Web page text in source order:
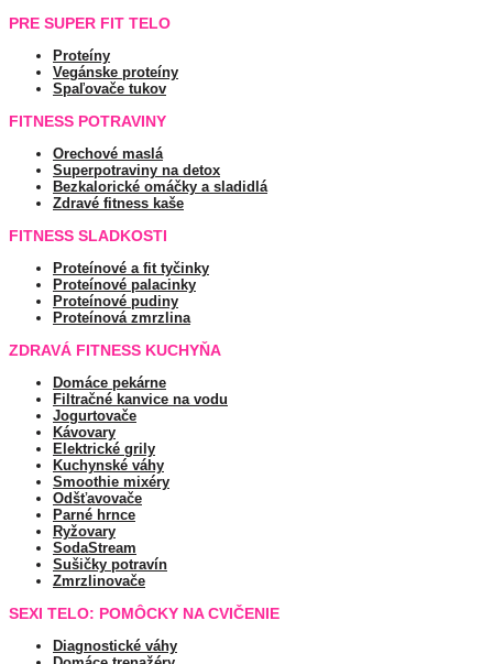
PRE SUPER FIT TELO
Proteíny
Vegánske proteíny
Spaľovače tukov
FITNESS POTRAVINY
Orechové maslá
Superpotraviny na detox
Bezkalorické omáčky a sladidlá
Zdravé fitness kaše
FITNESS SLADKOSTI
Proteínové a fit tyčinky
Proteínové palacinky
Proteínové pudiny
Proteínová zmrzlina
ZDRAVÁ FITNESS KUCHYŇA
Domáce pekárne
Filtračné kanvice na vodu
Jogurtovače
Kávovary
Elektrické grily
Kuchynské váhy
Smoothie mixéry
Odšťavovače
Parné hrnce
Ryžovary
SodaStream
Sušičky potravín
Zmrzlinovače
SEXI TELO: POMÔCKY NA CVIČENIE
Diagnostické váhy